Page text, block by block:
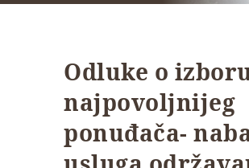
Odluke o
najpovoljnijeg
ponuđača-